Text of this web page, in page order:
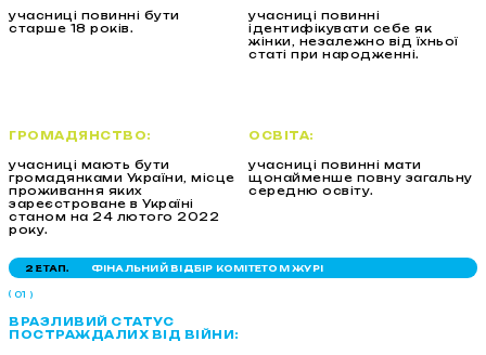
учасниці повинні бути
старше 18 років.
учасниці повинні
ідентифікувати себе як
жінки, незалежно від їхньої
статі при народженні.
ГРОМАДЯНСТВО:
учасниці мають бути
громадянками України, місце
проживання яких
зареєстроване в Україні
станом на 24 лютого 2022
року.
ОСВІТА:
учасниці повинні мати
щонайменше повну загальну
середню освіту.
2 ЕТАП. ФІНАЛЬНИЙ ВІДБІР КОМІТЕТОМ ЖУРІ
01
ВРАЗЛИВИЙ СТАТУС
ПОСТРАЖДАЛИХ ВІД ВІЙНИ: